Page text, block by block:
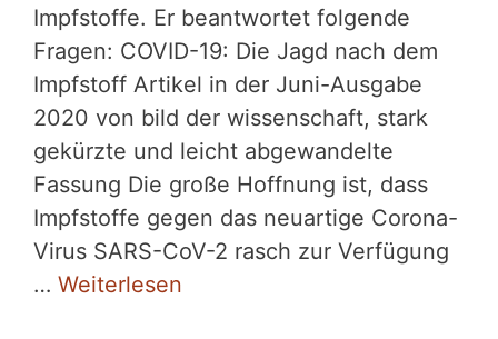
Impfstoffe. Er beantwortet folgende
Fragen: COVID-19: Die Jagd nach dem
Impfstoff Artikel in der Juni-Ausgabe
2020 von bild der wissenschaft, stark
gekürzte und leicht abgewandelte
Fassung Die große Hoffnung ist, dass
Impfstoffe gegen das neuartige Corona-
Virus SARS-CoV-2 rasch zur Verfügung
… Weiterlesen